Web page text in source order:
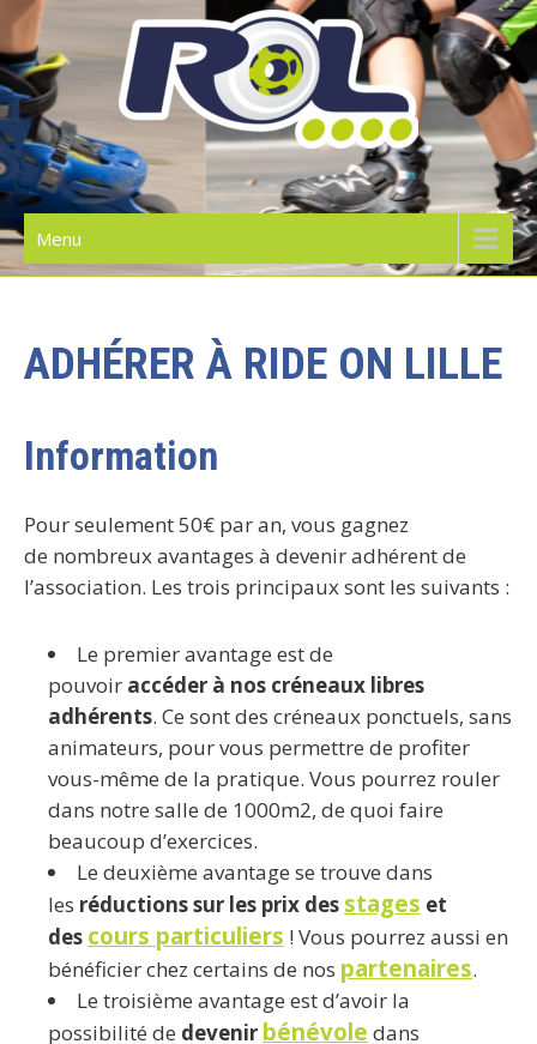
Skip
to
content
RIDE ON LILLE | L'ÉCOLE DE
ROLLER
Menu
ADHÉRER À RIDE ON LILLE
Information
Pour seulement 50€ par an, vous gagnez
de nombreux avantages à devenir adhérent de
l’association. Les trois principaux sont les suivants :
Le premier avantage est de
pouvoir accéder à nos créneaux libres
adhérents. Ce sont des créneaux ponctuels, sans
animateurs, pour vous permettre de profiter
vous-même de la pratique. Vous pourrez rouler
dans notre salle de 1000m2, de quoi faire
beaucoup d’exercices.
Le deuxième avantage se trouve dans
les réductions sur les prix des stages et
des cours particuliers ! Vous pourrez aussi en
bénéficier chez certains de nos partenaires.
Le troisième avantage est d’avoir la
possibilité de devenir bénévole dans